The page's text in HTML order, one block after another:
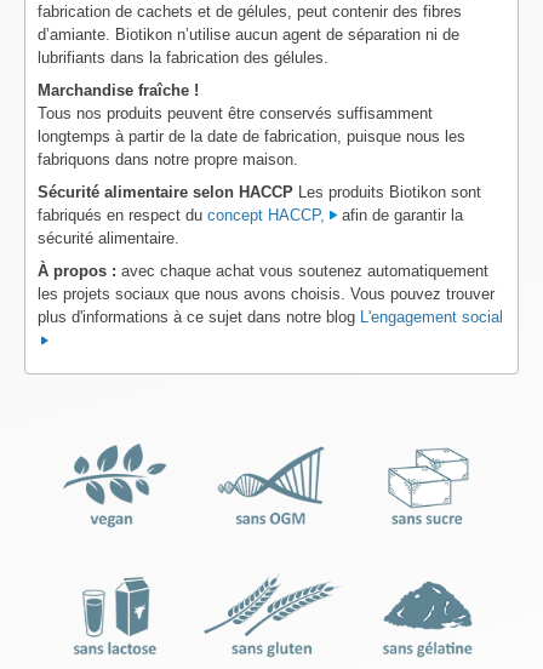
fabrication de cachets et de gélules, peut contenir des fibres
d’amiante. Biotikon n’utilise aucun agent de séparation ni de
lubrifiants dans la fabrication des gélules.
Marchandise fraîche !
Tous nos produits peuvent être conservés suffisamment
longtemps à partir de la date de fabrication, puisque nous les
fabriquons dans notre propre maison.
Sécurité alimentaire selon HACCP Les produits Biotikon sont
fabriqués en respect du concept HACCP,
afin de garantir la
sécurité alimentaire.
À propos : avec chaque achat vous soutenez automatiquement
les projets sociaux que nous avons choisis. Vous pouvez trouver
plus d'informations à ce sujet dans notre blog
L'engagement social